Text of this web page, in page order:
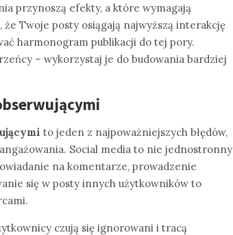
przynoszą efekty, a które wymagają
że Twoje posty osiągają najwyższą interakcję
harmonogram publikacji do tej pory.
– wykorzystaj je do budowania bardziej
to jeden z najpoważniejszych błędów,
Social media to nie jednostronny
na komentarze, prowadzenie
się w posty innych użytkowników to
czują się ignorowani i tracą